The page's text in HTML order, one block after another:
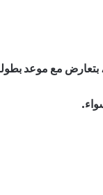
بتعارض مع موعد